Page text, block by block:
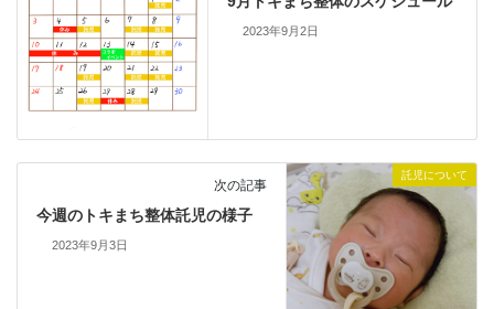
2023年9月2日
託児について
次の記事
今週のトキまち整体託児の様子
2023年9月3日